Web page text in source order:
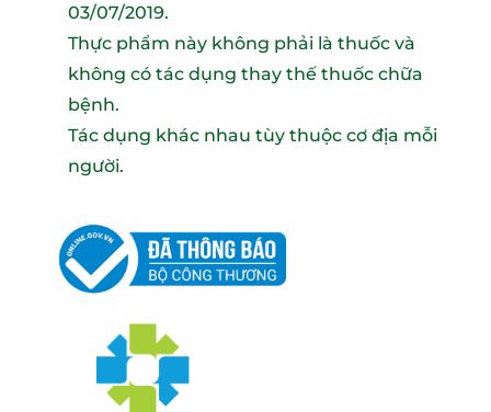
03/07/2019.
Thực phẩm này không phải là thuốc và
không có tác dụng thay thế thuốc chữa
bệnh.
Tác dụng khác nhau tùy thuộc cơ địa mỗi
người.